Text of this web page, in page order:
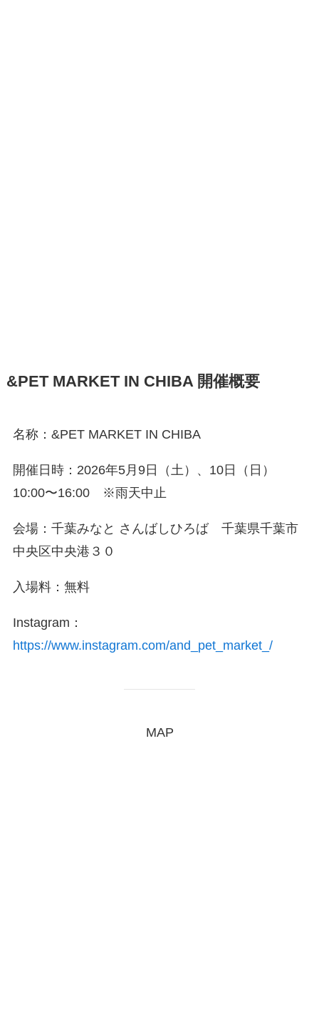
&PET MARKET IN CHIBA 開催概要
名称：&PET MARKET IN CHIBA
開催日時：2026年5月9日（土）、10日（日）
10:00〜16:00 ※雨天中止
会場：千葉みなと さんばしひろば 千葉県千葉市
中央区中央港３０
入場料：無料
Instagram：
https://www.instagram.com/and_pet_market_/
MAP